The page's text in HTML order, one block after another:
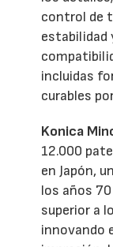
control de
estabilidad
incluidas
curables
Konica
12.000
en Japón,
los años
superior a
innovando